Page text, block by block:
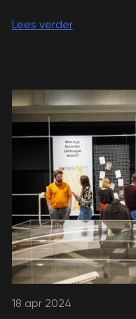
Lees verder
18 apr 2024